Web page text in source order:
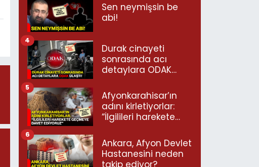
Sen neymişsin be
abi!
Durak cinayeti
sonrasında acı
detaylara ODAK
4
Afyonkarahisar’ın
adını kirletiyorlar:
“İlgilileri harekete
ediyoruz”
5
Ankara, Afyon Devlet
Hastanesini neden
takip ediyor?
6